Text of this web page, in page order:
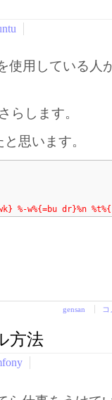
使用している人
らします。
思います。
%-w%{=bu dr}%n
gensan
方法